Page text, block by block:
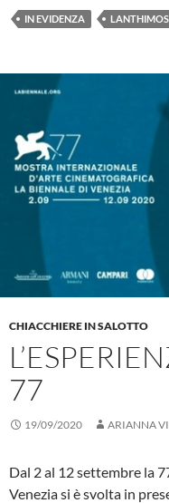
IN EVIDENZA LANTHIMOS
CHIACCHIERE IN SALOTTO
77
19/09/2020 ARIANNA
Dal 2 al 12 settembre la
Venezia si è svolta in